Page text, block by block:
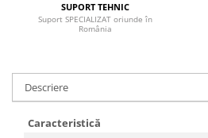
SUPORT TEHNIC
Suport SPECIALIZAT oriunde în
România
Descriere
Caracteristică